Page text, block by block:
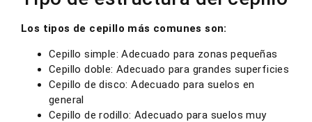
Los tipos de cepillo más comunes son:
Cepillo simple: Adecuado para zonas pequeñas
Cepillo doble: Adecuado para grandes superficies
Cepillo de disco: Adecuado para suelos en
general
Cepillo de rodillo: Adecuado para suelos muy